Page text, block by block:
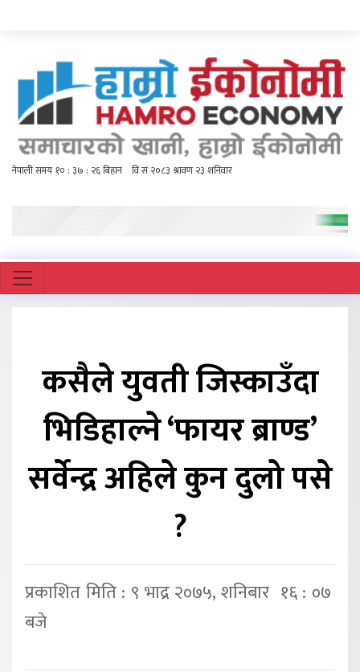
कसैले युवती जिस्काउँदा
भिडिहाल्ने ‘फायर ब्राण्ड’
सर्वेन्द्र अहिले कुन दुलो पसे
?
प्रकाशित मिति : ९ भाद्र २०७५, शनिबार १६ : ०७
बजे